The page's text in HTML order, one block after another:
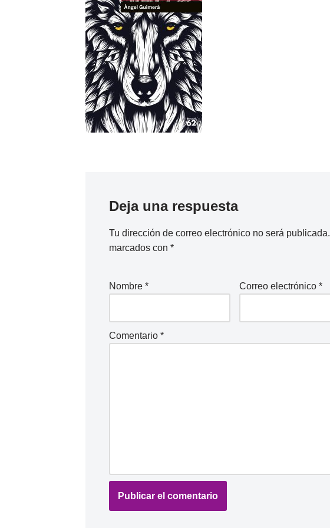
Deja una respuesta
Tu dirección de correo electrónico no será publicada.
marcados con *
Nombre * Correo electrónico *
Comentario *